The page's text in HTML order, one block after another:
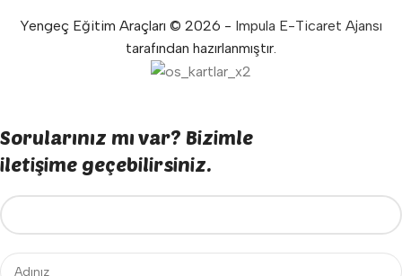
Yengeç Eğitim Araçları © 2026 - Impula E-Ticaret Ajansı
tarafından hazırlanmıştır.
Sorularınız mı var? Bizimle
iletişime geçebilirsiniz.